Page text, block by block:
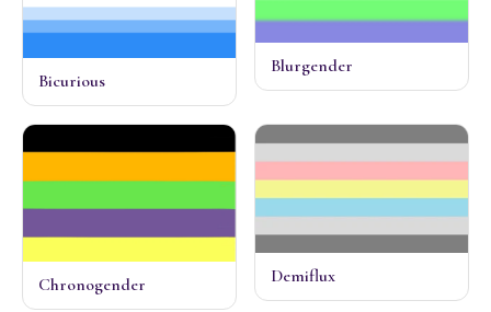
Bicurious
Blurgender
Chronogender Demiflux